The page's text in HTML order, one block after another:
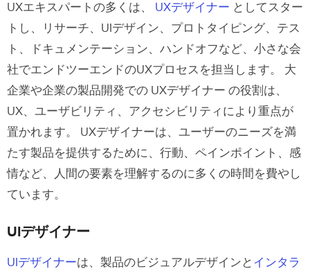
アイデア出しとLo-Fiプロトタイピング
モックアップとHi-Fiプロトタイピング
ユーザーテスト
デザインハンドオフ
UXPinを使ってプロトタイプを10倍速
く作成しよう
UXエキスパートの多くは、 UXデザイナー としてスター
トし、リサーチ、UIデザイン、プロトタイピング、テス
ト、ドキュメンテーション、ハンドオフなど、小さな会
社でエンドツーエンドのUXプロセスを担当します。
大
企業や企業の製品開発での UXデザイナー の役割は、
UX、ユーザビリティ、アクセシビリティにより重点が
置かれます。 UXデザイナーは、ユーザーのニーズを満
たす製品を提供するために、行動、ペインポイント、感
情など、人間の要素を理解するのに多くの時間を費やし
ています。
UIデザイナー
UIデザイナーは、製品のビジュアルデザインと インタラ